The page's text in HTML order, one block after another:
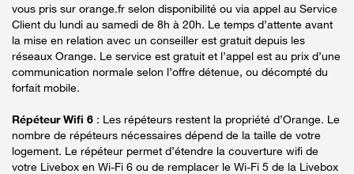
vous pris sur orange.fr selon disponibilité ou via appel au Service
Client du lundi au samedi de 8h à 20h. Le temps d’attente avant
la mise en relation avec un conseiller est gratuit depuis les
réseaux Orange. Le service est gratuit et l’appel est au prix d’une
communication normale selon l’offre détenue, ou décompté du
forfait mobile.
Répéteur Wifi 6 : Les répéteurs restent la propriété d’Orange. Le
nombre de répéteurs nécessaires dépend de la taille de votre
logement. Le répéteur permet d’étendre la couverture wifi de
votre Livebox en Wi-Fi 6 ou de remplacer le Wi-Fi 5 de la Livebox